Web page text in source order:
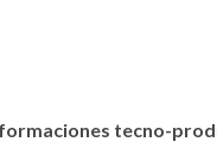
tecno-